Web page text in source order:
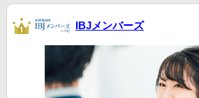
IBJメンバーズ